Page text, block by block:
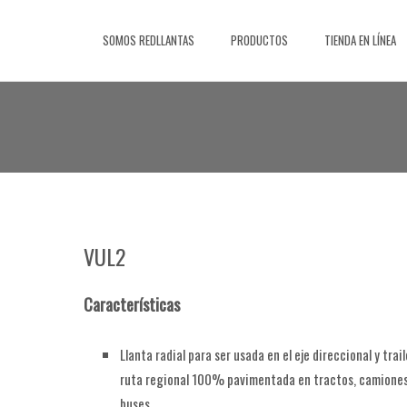
SOMOS REDLLANTAS PRODUCTOS TIENDA EN LÍNEA
VUL2
Características
Llanta radial para ser usada en el eje direccional y
ruta regional 100% pavimentada en tractos,